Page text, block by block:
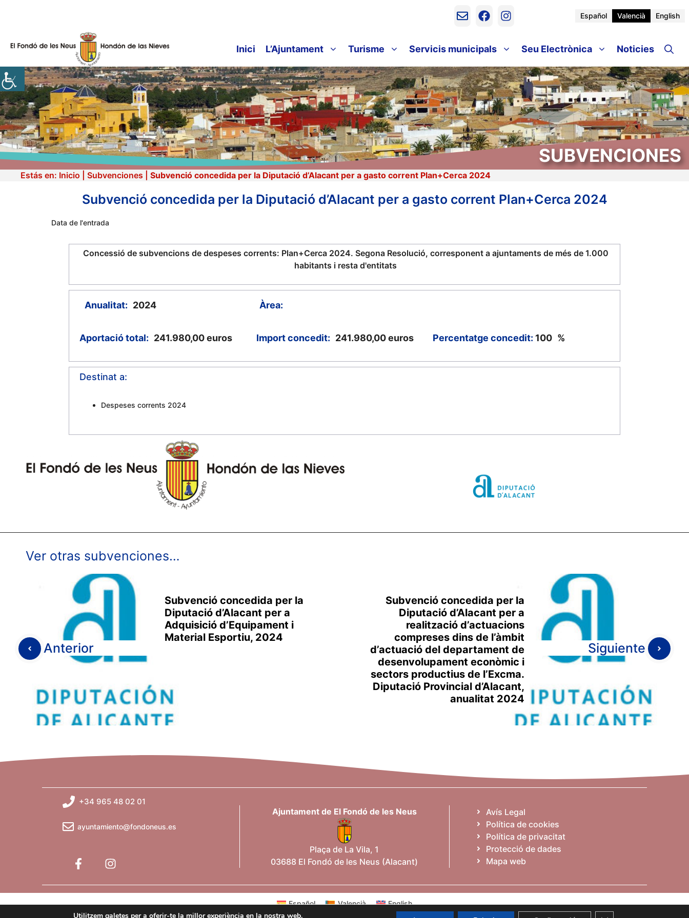
Español Valencià English
Inici L’Ajuntament Turisme Servicis municipals Seu Electrònica Noticies
SUBVENCIONES
Estás en: Inicio Subvenciones Subvenció concedida per la Diputació d’Alacant per a gasto corrent Plan+Cerca 2024
Subvenció concedida per la Diputació d’Alacant per a gasto corrent Plan+Cerca 2024
Data de l'entrada
Concessió de subvencions de despeses corrents: Plan+Cerca 2024. Segona Resolució, corresponent a ajuntaments de més de 1.000
habitants i resta d'entitats
Anualitat: 2024 Àrea:
Aportació total: 241.980,00 euros Import concedit: 241.980,00 euros Percentatge concedit: 100 %
Destinat a:
Despeses corrents 2024
Ver otras subvenciones…
Anterior
Subvenció concedida per la
Diputació d’Alacant per a
Adquisició d’Equipament i
Material Esportiu, 2024
Subvenció concedida per la
Diputació d’Alacant per a
realització d’actuacions
compreses dins de l’àmbit
d’actuació del departament de
desenvolupament econòmic i
sectors productius de l’Excma.
Diputació Provincial d’Alacant,
anualitat 2024
Siguiente
+34 965 48 02 01
ayuntamiento@fondoneus.es
Ajuntament de El Fondó de les Neus
Plaça de La Vila, 1
03688 El Fondó de les Neus (Alacant)
Avís Legal
Política de cookies
Política de privacitat
Protecció de dades
Mapa web
Utilitzem galetes per a oferir-te la millor experiència en la nostra web.
Español Valencià English